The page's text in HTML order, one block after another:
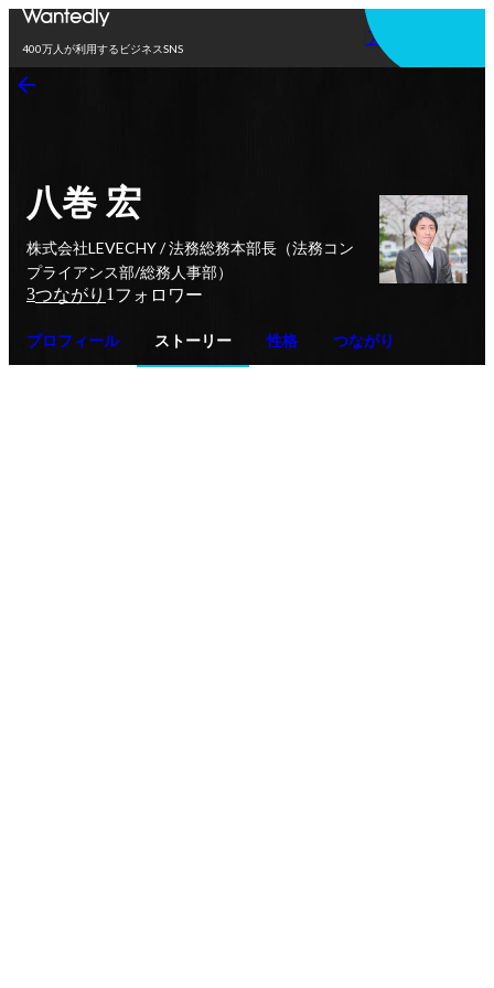
400万人が利用するビジネスSNS
アプリを使う
八巻 宏
株式会社LEVECHY / 法務総務本部長（法務コン
プライアンス部/総務人事部）
3つながり 1 フォロワー
プロフィール ストーリー 性格 つながり